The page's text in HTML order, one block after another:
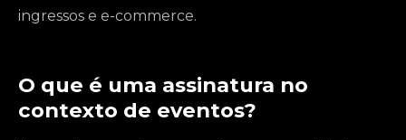
ingressos e e-commerce.
O que é uma assinatura no
contexto de eventos?